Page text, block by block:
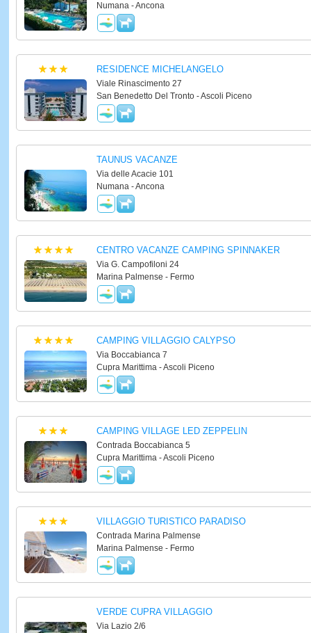
Numana - Ancona
RESIDENCE MICHELANGELO
Viale Rinascimento 27
San Benedetto Del Tronto - Ascoli Piceno
TAUNUS VACANZE
Via delle Acacie 101
Numana - Ancona
CENTRO VACANZE CAMPING SPINNAKER
Via G. Campofiloni 24
Marina Palmense - Fermo
CAMPING VILLAGGIO CALYPSO
Via Boccabianca 7
Cupra Marittima - Ascoli Piceno
CAMPING VILLAGE LED ZEPPELIN
Contrada Boccabianca 5
Cupra Marittima - Ascoli Piceno
VILLAGGIO TURISTICO PARADISO
Contrada Marina Palmense
Marina Palmense - Fermo
VERDE CUPRA VILLAGGIO
Via Lazio 2/6